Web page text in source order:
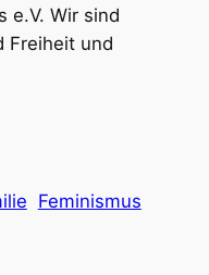
e.V. Wir sind
Freiheit und
Feminismus